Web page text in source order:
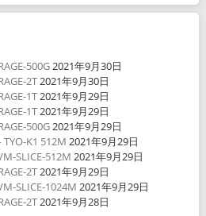
500G2021年9月30日
2T2021年9月30日
1T2021年9月29日
1T2021年9月29日
500G2021年9月29日
K1 512M 2021年9月29日
SLICE-512M 2021年9月29日
2T2021年9月29日
SLICE-1024M 2021年9月29日
2T2021年9月28日